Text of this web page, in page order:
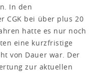
In den
CGK bei über plus 20
hatte es nur noch
eine kurzfristige
von Dauer war. Der
zur aktuellen